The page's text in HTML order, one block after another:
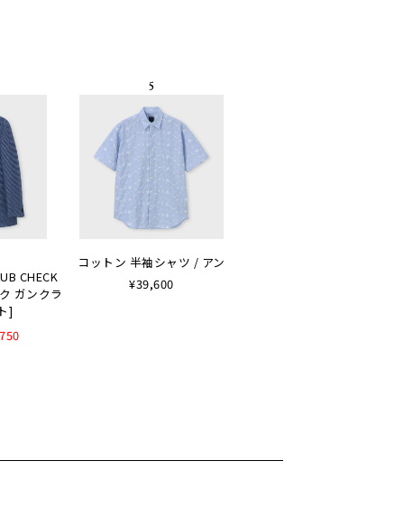
CHECK
ガンクラ
]
コットン 半袖シャツ / アン
¥39,600